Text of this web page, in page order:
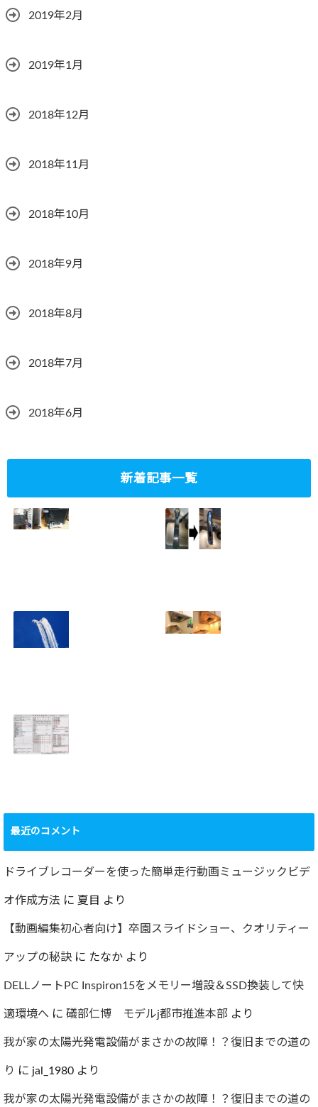
2019年2月
2019年1月
2018年12月
2018年11月
2018年10月
2018年9月
2018年8月
2018年7月
2018年6月
新着記事一覧
ド対応
2023.10.14
チレス水栓にDIY
で交換
撮影方法のレクチ
ャー
2022.12.24
要再検査となって
しまった…
2022.07.30
最近のコメント
ドライブレコーダーを使った簡単走行動画ミュージックビデ
オ作成方法 に 夏目 より
【動画編集初心者向け】卒園スライドショー、クオリティー
アップの秘訣に たなか より
DELLノートPC Inspiron15をメモリー増設＆SSD換装して快
適環境へ に 礒部仁博 モデルj都市推進本部 より
我が家の太陽光発電設備がまさかの故障！？復旧までの道の
り に jal_1980 より
我が家の太陽光発電設備がまさかの故障！？復旧までの道の